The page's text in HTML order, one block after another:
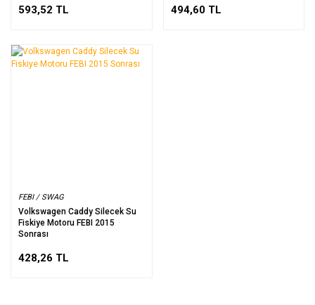
593,52 TL 494,60 TL
FEBI / SWAG
Volkswagen Caddy Silecek Su
Fiskiye Motoru FEBI 2015
Sonrası
428,26 TL